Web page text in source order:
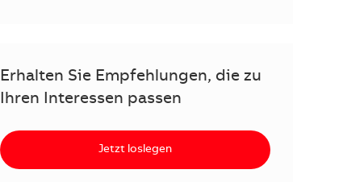
Erhalten Sie Empfehlungen, die zu
Ihren Interessen passen
Jetzt loslegen